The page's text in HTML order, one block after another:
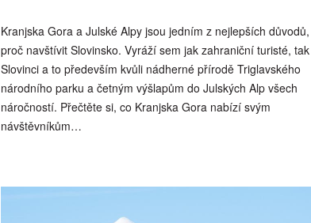
Kranjska Gora a Julské Alpy jsou jedním z nejlepších důvodů,
proč navštívit Slovinsko. Vyráží sem jak zahraniční turisté, tak
Slovinci a to především kvůli nádherné přírodě Triglavského
národního parku a četným výšlapům do Julských Alp všech
náročností. Přečtěte si, co Kranjska Gora nabízí svým
návštěvníkům…